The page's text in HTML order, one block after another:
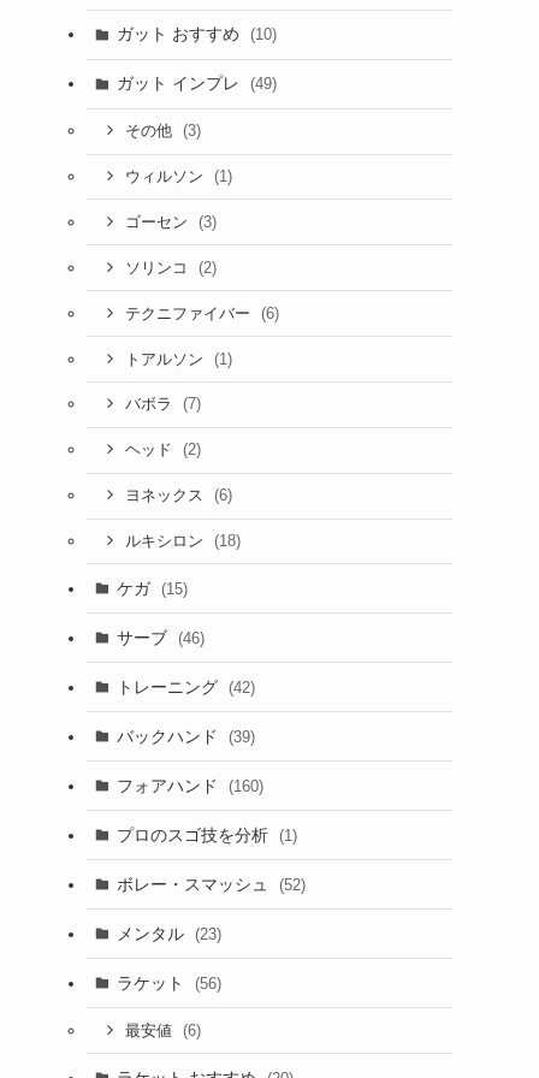
ガット おすすめ (10)
ガット インプレ (49)
その他 (3)
ウィルソン (1)
ゴーセン (3)
ソリンコ (2)
テクニファイバー (6)
トアルソン (1)
バボラ (7)
ヘッド (2)
ヨネックス (6)
ルキシロン (18)
ケガ (15)
サーブ (46)
トレーニング (42)
バックハンド (39)
フォアハンド (160)
プロのスゴ技を分析 (1)
ボレー・スマッシュ (52)
メンタル (23)
ラケット (56)
最安値 (6)